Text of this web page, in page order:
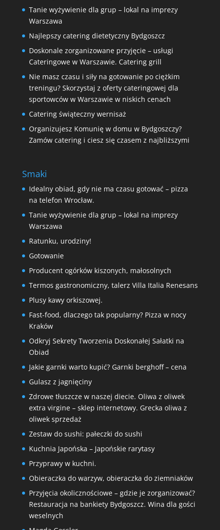
Tanie wyżywienie dla grup – lokal na imprezy
Warszawa
Najlepszy catering dietetyczny Bydgoszcz
Doskonale zorganizowane przyjęcie – usługi
Cateringowe w Warszawie. Catering grill
Nie masz czasu i siły na gotowanie po ciężkim
treningu? Skorzystaj z oferty cateringowej dla
sportowców w Warszawie w niskich cenach
Catering świąteczny wernisaż
Organizujesz Komunię w domu w Bydgoszczy?
Zamów catering i ciesz się czasem z najbliższymi
Smaki
Idealny obiad, gdy nie ma czasu gotować – pizza
na telefon Wrocław.
Tanie wyżywienie dla grup – lokal na imprezy
Warszawa
Ratunku, urodziny!
Gotowanie
Producent ogórków kiszonych, małosolnych
Termos gastronomiczny, talerz Villa Italia Renesans
Plusy kawy orkiszowej.
Fast-food, dlaczego tak popularny? Pizza w nocy
Kraków
Odkryj Sekrety Tworzenia Doskonałej Sałatki na
Obiad
Jakie garnki warto kupić? Garnki berghoff – cena
Gulasz z jagnięciny
Zdrowe tłuszcze w naszej diecie. Oliwa z oliwek
extra virgine – sklep internetowy. Grecka oliwa z
oliwek sprzedaż
Zestaw do sushi: pałeczki do sushi
Kuchnia Japońska – Japońskie rarytasy
Przyprawy w kuchni.
Obieraczka do warzyw, obieraczka do ziemniaków
Przyjęcia okolicznościowe – gdzie je zorganizować?
Restauracja na bankiety Bydgoszcz. Wina dla gości
weselnych